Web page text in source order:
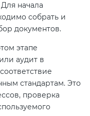
Для начала
собрать и
документов.
этапе
аудит в
стандартам. Это
проверка